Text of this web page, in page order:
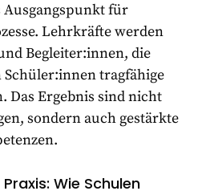
Ausgangspunkt für
Lehrkräfte werden
Begleiter:innen, die
tragfähige
Das Ergebnis sind nicht
sondern auch gestärkte
Wie Schulen